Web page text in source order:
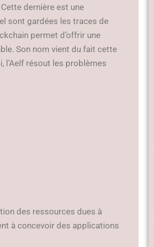
Cette dernière est une
sont gardées les traces de
permet d’offrir une
Son nom vient du fait cette
l’Aelf résout les problèmes
des ressources dues à
à concevoir des applications